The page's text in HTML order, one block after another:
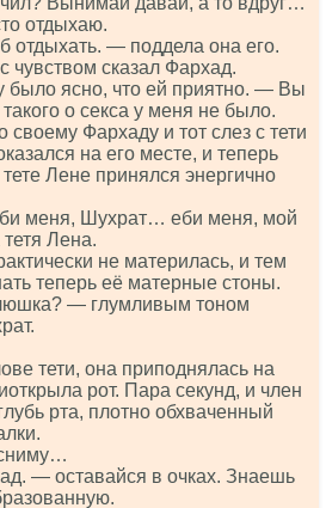
отдыхаю.
отдыхать. — поддела она его.
сказал Фархад.
ясно, что ей приятно. — Вы
о секса у меня не было.
своему Фархаду и тот слез с тети
на его месте, и теперь
Лене принялся энергично
меня, Шухрат… еби меня, мой
Лена.
не материлась, и тем
теперь её матерные стоны.
— глумливым тоном
тети, она приподнялась на
рот. Пара секунд, и член
рта, плотно обхваченный
— оставайся в очках. Знаешь